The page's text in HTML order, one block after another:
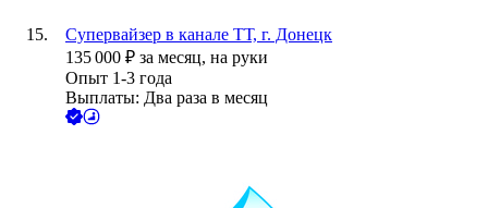
Супервайзер в канале ТТ, г. Донецк
135 000 ₽ за месяц, на руки
Опыт 1-3 года
Выплаты: Два раза в месяц